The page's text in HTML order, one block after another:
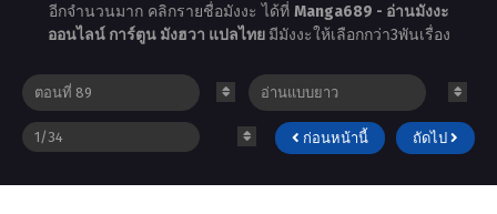
อีกจำนวนมาก คลิกรายชื่อมังงะ ได้ที่ Manga689 - อ่านมังงะ
ออนไลน์ การ์ตูน มังฮวา แปลไทย มีมังงะให้เลือกกว่า3พันเรื่อง
ก่อนหน้านี้ ถัดไป